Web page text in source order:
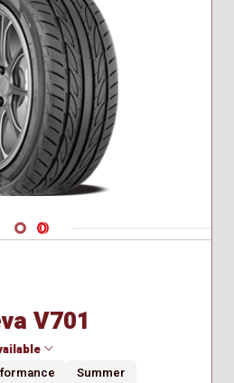
Navigate 1
Navigate 2
V701
Summer